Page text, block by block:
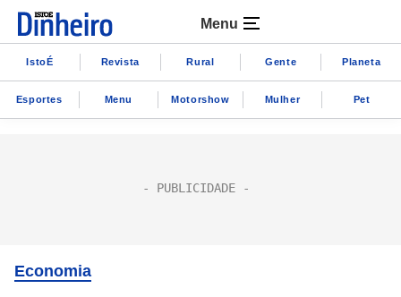
Menu
IstoÉ Revista Rural Gente Planeta
Esportes Menu Motorshow Mulher Pet
Economia